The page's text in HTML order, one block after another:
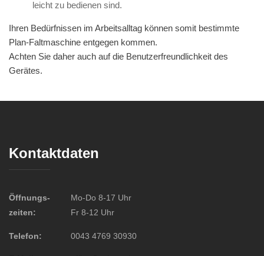
leicht zu bedienen sind.
Ihren Bedürfnissen im Arbeitsalltag können somit bestimmte
Plan-Faltmaschine entgegen kommen.
Achten Sie daher auch auf die Benutzerfreundlichkeit des
Gerätes.
Kontaktdaten
Öffnungs-
zeiten:
Mo-Do 8-17 Uhr
Fr 8-12 Uhr
Telefon: 0043 4769 30930